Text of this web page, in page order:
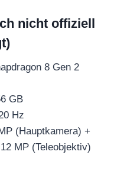
nicht offiziell
8 Gen 2
GB
Hz
(Hauptkamera) +
MP (Teleobjektiv)